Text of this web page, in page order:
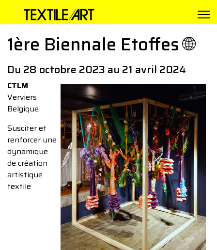
1ère Biennale Etoffes 🌐
Du 28 octobre 2023 au 21 avril 2024
CTLM
Verviers
Belgique
Susciter et
renforcer une
dynamique
de création
artistique
textile